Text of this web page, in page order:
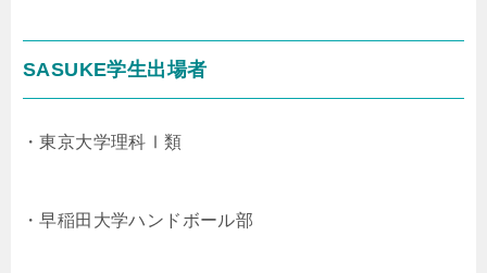
SASUKE学生出場者
・東京大学理科Ⅰ類
・早稲田大学ハンドボール部